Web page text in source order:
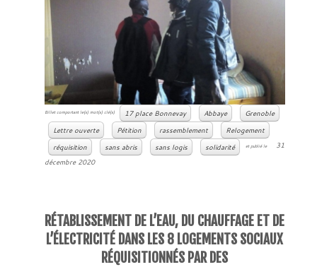
Billet comportant le(s) mot(s) clé(s) 17 place Bonnevay Abbaye
Grenoble
Lettre ouverte
Pétition rassemblement
Relogement
réquisition
sans abris sans logis solidarité et publié le
31
décembre 2020
RÉTABLISSEMENT DE L’EAU, DU CHAUFFAGE ET DE
L’ÉLECTRICITÉ DANS LES 8 LOGEMENTS SOCIAUX
RÉQUISITIONNÉS PAR DES